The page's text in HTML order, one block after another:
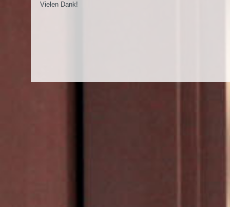
Vielen Dank!